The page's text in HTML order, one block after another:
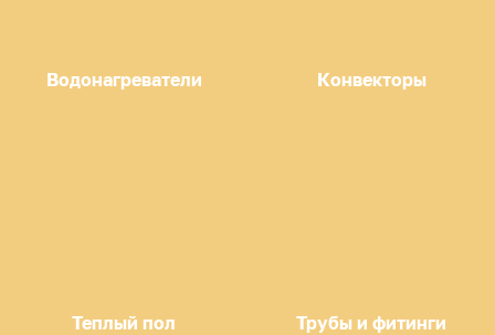
Водонагреватели Конвекторы
Теплый пол Трубы и фитинги